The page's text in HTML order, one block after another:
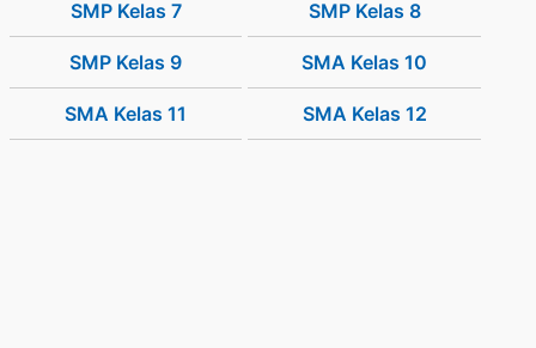
SMP Kelas 7 SMP Kelas 8
SMP Kelas 9 SMA Kelas 10
SMA Kelas 11 SMA Kelas 12